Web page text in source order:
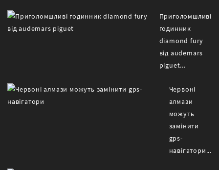
Приголомшливі
годинник
diamond fury
від audemars
piguet...
Червоні
алмази
можуть
замінити
gps-
навігатори...